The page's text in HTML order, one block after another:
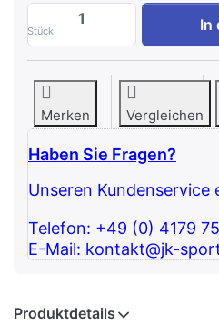
Stück
Watson
In
Merken Vergleichen
Haben Sie Fragen?
Unseren Kundenservice
Telefon: +49 (0) 4179
E-Mail: kontakt@jk-
Produktdetails